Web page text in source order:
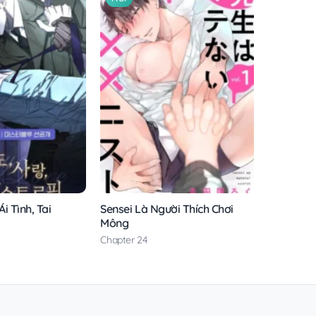
Tình, Tai
Sensei Là Người Thích Chơi
Mông
Chapter 24